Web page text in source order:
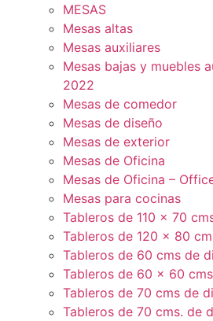
MESAS
Mesas altas
Mesas auxiliares
Mesas bajas y muebles
2022
Mesas de comedor
Mesas de diseño
Mesas de exterior
Mesas de Oficina
Mesas de Oficina –
Mesas para cocinas
Tableros de 110 x 70
Tableros de 120 x 80
Tableros de 60 cms de
Tableros de 60 x 60 cms
Tableros de 70 cms de
Tableros de 70 cms. de